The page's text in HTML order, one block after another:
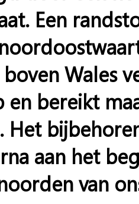
Een
Wales
en bereikt
Het
aan het
van